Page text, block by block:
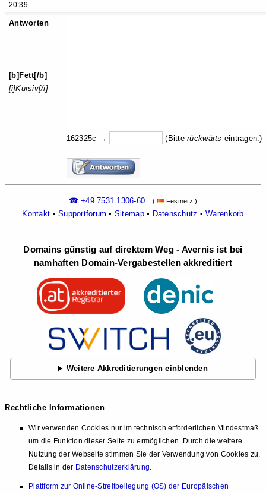
20:39
Antworten
[b]Fett[/b]
[i]Kursiv[/i]
162325c → (Bitterückwärts eintragen.)
☎ +49 7531 1306-60 ( Festnetz )
Kontakt •Supportforum • Sitemap• Datenschutz •Warenkorb
Domains günstig auf direktem Weg - Avernis ist bei
namhaften Domain-Vergabestellen akkreditiert
Weitere Akkreditierungen einblenden
Rechtliche Informationen
Wir verwenden Cookies nur im technisch erforderlichen Mindestmaß
um die Funktion dieser Seite zu ermöglichen. Durch die weitere
Nutzung der Webseite stimmen Sie der Verwendung von Cookies zu.
Details in der Datenschutzerklärung.
Plattform zur Online-Streitbeilegung (OS) der Europäischen